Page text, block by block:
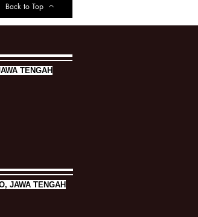
Back to Top
TENGAH
JAWA TENGAH